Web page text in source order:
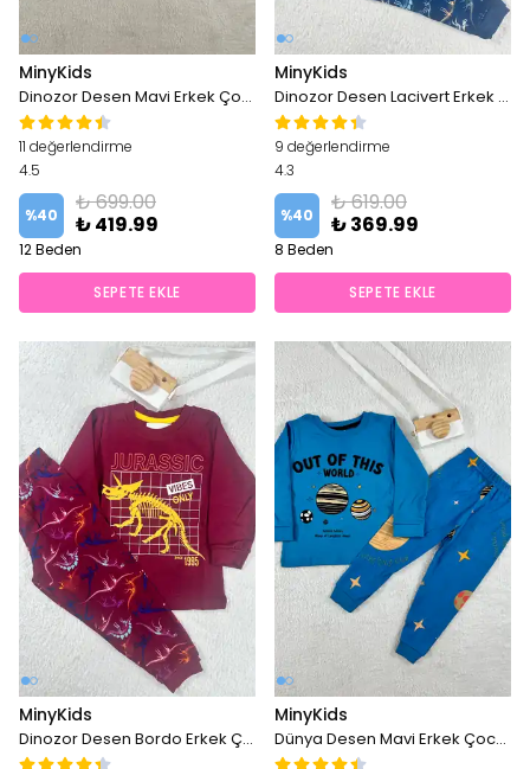
MinyKids
Dinozor Desen Mavi Erkek Çocuk Pijama Takım
11 değerlendirme
4.5
%40
₺ 699.00
₺ 419.99
12 Beden
SEPETE EKLE
MinyKids
Dinozor Desen Lacivert Erkek Çocuk Pijama Takım
9 değerlendirme
4.3
%40
₺ 619.00
₺ 369.99
8 Beden
SEPETE EKLE
MinyKids
Dinozor Desen Bordo Erkek Çocuk Pijama Takım
MinyKids
Dünya Desen Mavi Erkek Çocuk Pijama Takım